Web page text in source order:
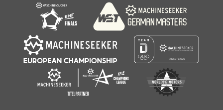
Weeke Vantage